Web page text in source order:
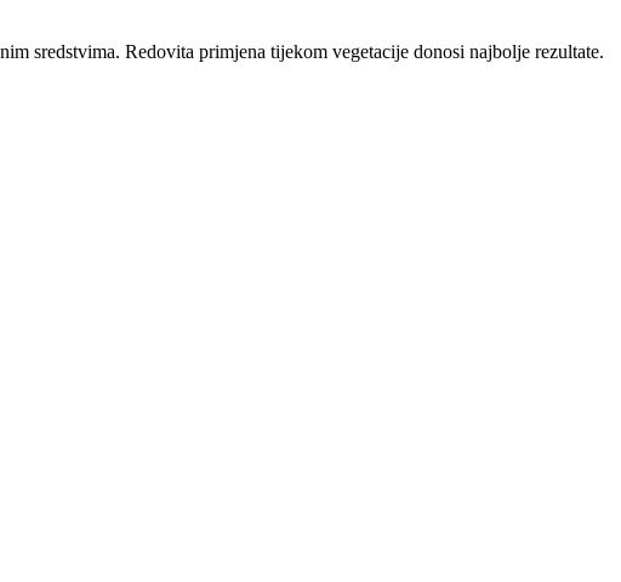
sredstvima. Redovita primjena tijekom vegetacije donosi najbolje rezultate.